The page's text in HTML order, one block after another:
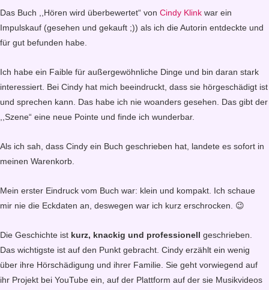
Das Buch ,,Hören wird überbewertet“ von Cindy Klink war ein
Impulskauf (gesehen und gekauft ;)) als ich die Autorin entdeckte und
für gut befunden habe.
Ich habe ein Faible für außergewöhnliche Dinge und bin daran stark
interessiert. Bei Cindy hat mich beeindruckt, dass sie hörgeschädigt ist
und sprechen kann. Das habe ich nie woanders gesehen. Das gibt der
,,Szene“ eine neue Pointe und finde ich wunderbar.
Als ich sah, dass Cindy ein Buch geschrieben hat, landete es sofort in
meinen Warenkorb.
Mein erster Eindruck vom Buch war: klein und kompakt. Ich schaue
mir nie die Eckdaten an, deswegen war ich kurz erschrocken. 😉
Die Geschichte ist kurz, knackig und professionell
geschrieben.
Das wichtigste ist auf den Punkt gebracht. Cindy erzählt ein wenig
über ihre Hörschädigung und ihrer Familie. Sie geht vorwiegend auf
ihr Projekt bei YouTube ein, auf der Plattform auf der sie Musikvideos